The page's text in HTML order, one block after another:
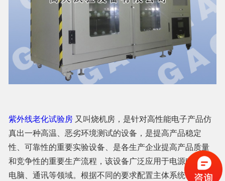
紫外线老化试验房又叫烧机房，是针对高性能电子产品仿
真出一种高温、恶劣环境测试的设备，是提高产品稳定
性、可靠性的重要实验设备、是各生产企业提高产品质量
和竞争性的重要生产流程，该设备广泛应用于电源电子、
电脑、通讯等领域。根据不同的要求配置主体系统、主电